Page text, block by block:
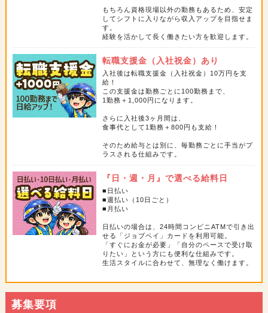
資格を活かしてしっかり稼ぎたい方も、副業として働きたい
経験に見合った待遇で、新しいスタートを応援します！
＿＿＿＿＿＿＿＿＿＿＿＿＿＿＿＿
遠方の方も嬉しい『個室寮』完備！
￣￣￣￣￣￣￣Ｖ￣￣￣￣￣￣￣￣
東京・神奈川・埼玉などに寮があり、
「新しい環境で働きたい」「住む場所も一緒に探したい」
そんな方も安心してスタートできます！
＜場所＞横浜市神奈川区・横浜市戸塚区・川越市・小平市・
渋谷区・荒川区・足立区・葛飾区・練馬区
エアコン、冷蔵庫、寝具一式、テレビ完備（寮によって違う
場合あり）
シャワールーム、洗濯機、トイレは共同です。
※ワンルームタイプ、シェアハウスタイプ等多数あり
→空きがない場合も、お待ちいただくことでご案内可能で
す。詳しくは面接時にご説明いたします。
もちろん資格現場以外の勤務もあるため、安定
してシフトに入りながら収入アップを目指せま
す。
経験を活かして長く働きたい方を歓迎します。
転職支援金（入社祝金）あり
入社後は転職支援金（入社祝金）10万円を支
給！
この支援金は勤務ごとに100勤務まで、
1勤務＋1,000円になります。
さらに入社後3ヶ月間は、
食事代として1勤務＋800円も支給！
そのため給与とは別に、毎勤務ごとに手当がプ
ラスされる仕組みです。
『日・週・月』で選べる給料日
■日払い
■週払い（10日ごと）
■月払い
日払いの場合は、24時間コンビニATMで引き出
せる「ジョブペイ」カードを利用可能。
「すぐにお金が必要」「自分のペースで受け取
りたい」という方にも便利な仕組みです。
生活スタイルに合わせて、無理なく働けます。
募集要項